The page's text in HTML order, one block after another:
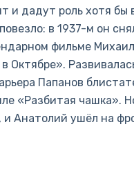
и дадут роль хотя бы
в 1937-м он
фильме
Октябре».
Папанов
«Разбитая чашка».
и Анатолий ушёл на